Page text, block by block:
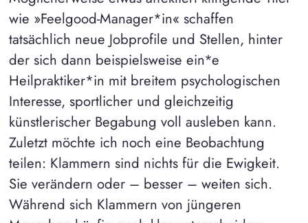
wie »Feelgood-Manager*in« schaffen
tatsächlich neue Jobprofile und Stellen, hinter
der sich dann beispielsweise ein*e
Heilpraktiker*in mit breitem psychologischen
Interesse, sportlicher und gleichzeitig
künstlerischer Begabung voll ausleben kann.
Zuletzt möchte ich noch eine Beobachtung
teilen: Klammern sind nichts für die Ewigkeit.
Sie verändern oder – besser – weiten sich.
Während sich Klammern von jüngeren